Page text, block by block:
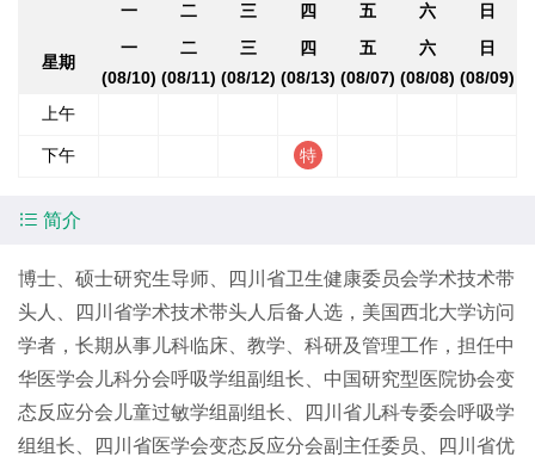
一 二 三 四 五 六 日
星期
一
(08/10)
二
(08/11)
三
(08/12)
四
(08/13)
五
(08/07)
六
(08/08)
日
(08/09)
上午
下午
 简介
博士、硕士研究生导师、四川省卫生健康委员会学术技术带
头人、四川省学术技术带头人后备人选，美国西北大学访问
学者，长期从事儿科临床、教学、科研及管理工作，担任中
华医学会儿科分会呼吸学组副组长、中国研究型医院协会变
态反应分会儿童过敏学组副组长、四川省儿科专委会呼吸学
组组长、四川省医学会变态反应分会副主任委员、四川省优